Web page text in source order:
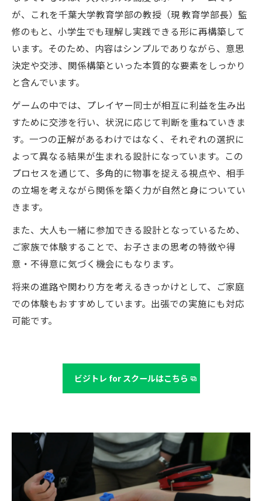
が、これを千葉大学教育学部の教授（現 教育学部長）監
修のもと、小学生でも理解し実践できる形に再構築して
います。そのため、内容はシンプルでありながら、意思
決定や交渉、関係構築といった本質的な要素をしっかり
と含んでいます。
ゲームの中では、プレイヤー同士が相互に利益を生み出
すために交渉を行い、状況に応じて判断を重ねていきま
す。一つの正解があるわけではなく、それぞれの選択に
よって異なる結果が生まれる設計になっています。この
プロセスを通じて、多角的に物事を捉える視点や、相手
の立場を考えながら関係を築く力が自然と身についてい
きます。
また、大人も一緒に参加できる設計となっているため、
ご家族で体験することで、お子さまの思考の特徴や得
意・不得意に気づく機会にもなります。
将来の進路や関わり方を考えるきっかけとして、ご家庭
での体験もおすすめしています。出張での実施にも対応
可能です。
ビジトレ for スクールはこちら